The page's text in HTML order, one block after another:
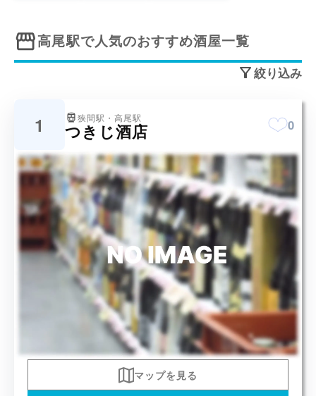
高尾駅で人気のおすすめ酒屋一覧
絞り込み
1 狭間駅・高尾駅
つきじ酒店 0
マップを見る